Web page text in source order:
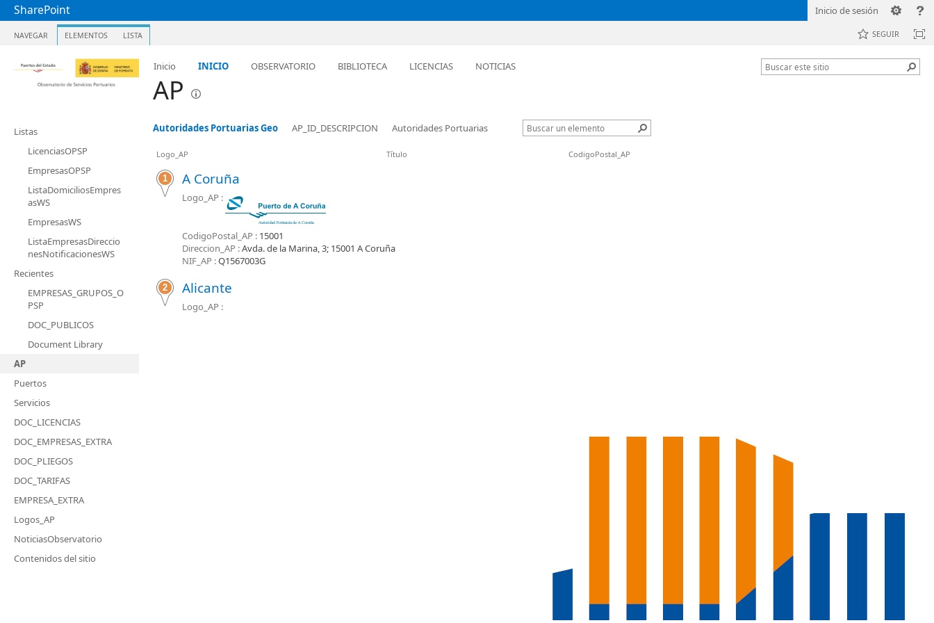
SharePoint Inicio de sesión
NAVEGAR ELEMENTOS LISTA SEGUIR
Inicio INICIO OBSERVATORIO BIBLIOTECA LICENCIAS NOTICIAS
AP
Listas
LicenciasOPSP
EmpresasOPSP
ListaDomiciliosEmpres
asWS
EmpresasWS
ListaEmpresasDireccio
nesNotificacionesWS
Recientes
EMPRESAS_GRUPOS_O
PSP
DOC_PUBLICOS
Document Library
AP
Puertos
Servicios
DOC_LICENCIAS
DOC_EMPRESAS_EXTRA
DOC_PLIEGOS
DOC_TARIFAS
EMPRESA_EXTRA
Logos_AP
NoticiasObservatorio
Contenidos del sitio
Autoridades Portuarias Geo AP_ID_DESCRIPCION Autoridades Portuarias
Logo_AP Título CodigoPostal_AP
1 A Coruña
Logo_AP :
CodigoPostal_AP : 15001
Direccion_AP :Avda. de la Marina, 3; 15001 A Coruña
NIF_AP :Q1567003G
2 Alicante
Logo_AP :